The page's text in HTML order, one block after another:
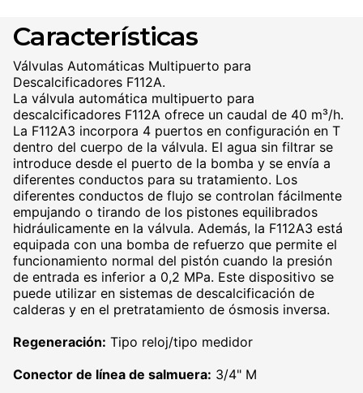
Características
Válvulas Automáticas Multipuerto para
Descalcificadores F112A.
La válvula automática multipuerto para
descalcificadores F112A ofrece un caudal de 40 m³/h.
La F112A3 incorpora 4 puertos en configuración en T
dentro del cuerpo de la válvula. El agua sin filtrar se
introduce desde el puerto de la bomba y se envía a
diferentes conductos para su tratamiento. Los
diferentes conductos de flujo se controlan fácilmente
empujando o tirando de los pistones equilibrados
hidráulicamente en la válvula. Además, la F112A3 está
equipada con una bomba de refuerzo que permite el
funcionamiento normal del pistón cuando la presión
de entrada es inferior a 0,2 MPa. Este dispositivo se
puede utilizar en sistemas de descalcificación de
calderas y en el pretratamiento de ósmosis inversa.
Regeneración: Tipo reloj/tipo medidor
Conector de línea de salmuera: 3/4" M